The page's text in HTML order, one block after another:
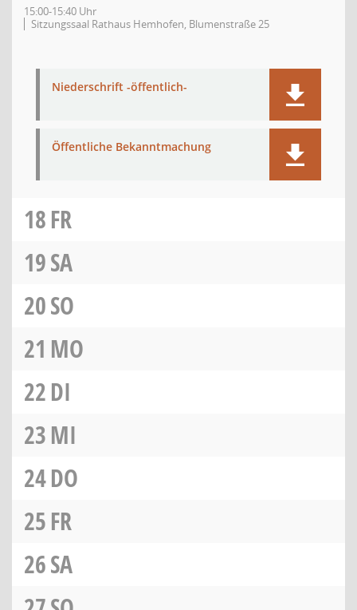
15:00-15:40 Uhr
Sitzungssaal Rathaus Hemhofen, Blumenstraße 25
Niederschrift -öffentlich-
Öffentliche Bekanntmachung
18FR
19SA
20SO
21 MO
22DI
23MI
24DO
25FR
26SA